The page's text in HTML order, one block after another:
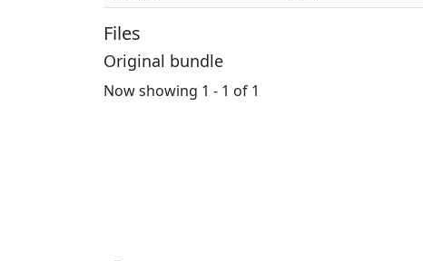
Files
Original bundle
Now showing 1 - 1 of 1